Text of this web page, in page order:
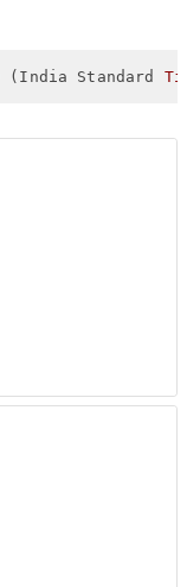
(India Standard